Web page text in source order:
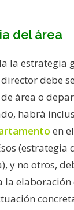
del área
la estrategia
debe
área o
habrá
en
(estrategia
y no otros,
la elaboración